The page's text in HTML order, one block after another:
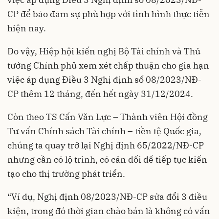
CP để bảo đảm sự phù hợp với tình hình thực tiễn
hiện nay.
Do vậy, Hiệp hội kiến nghị Bộ Tài chính và Thủ
tướng Chính phủ xem xét chấp thuận cho gia hạn
việc áp dụng Điều 3 Nghị định số 08/2023/NĐ-
CP thêm 12 tháng, đến hết ngày 31/12/2024.
Còn theo TS Cấn Văn Lực – Thành viên Hội đồng
Tư vấn Chính sách Tài chính – tiền tệ Quốc gia,
chúng ta quay trở lại Nghị định 65/2022/NĐ-CP
nhưng cần có lộ trình, có cân đối để tiếp tục kiến
tạo cho thị trường phát triển.
“Ví dụ, Nghị định 08/2023/NĐ-CP sửa đổi 3 điều
kiện, trong đó thời gian chào bán là không có vấn